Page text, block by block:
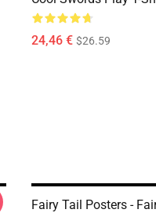
24,46 € $26.59
Fairy Tail Posters -